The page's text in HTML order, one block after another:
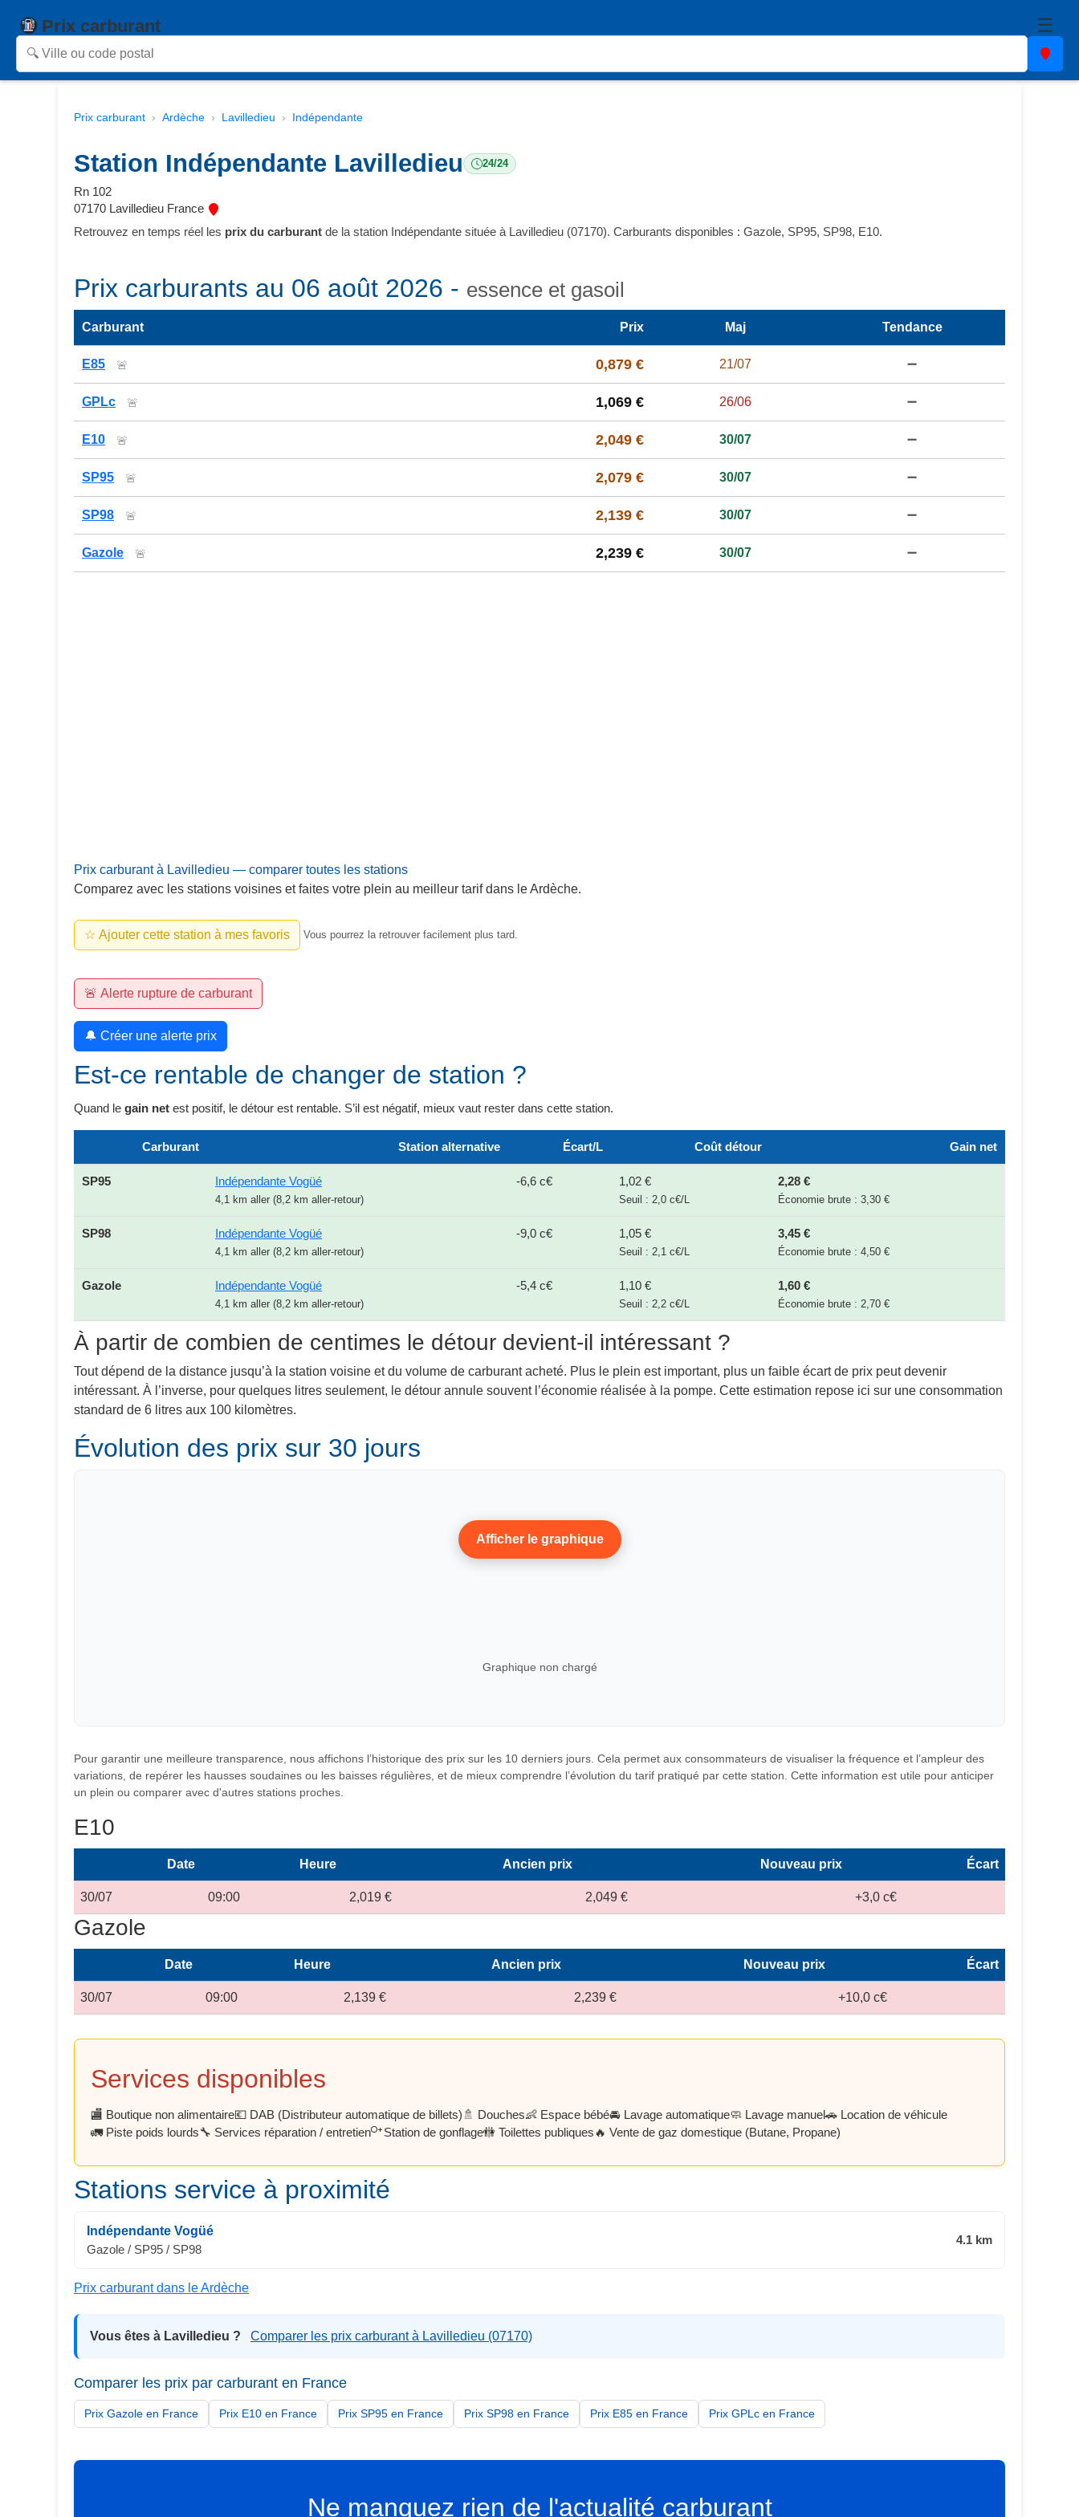
Prix carburant ☰
Prix carburant Ardèche Lavilledieu Indépendante
Station Indépendante Lavilledieu 24/24
Rn 102
07170 Lavilledieu France
Retrouvez en temps réel les prix du carburant de la station Indépendante située à Lavilledieu (07170). Carburants disponibles : Gazole, SP95, SP98, E10.
Prix carburants au 06 août 2026 - essence et gasoil
Carburant Prix Maj Tendance
E85 🚨 0,879 € 21/07 ➖
GPLc 🚨 1,069 € 26/06 ➖
E10 🚨 2,049 € 30/07 ➖
SP95 🚨 2,079 € 30/07 ➖
SP98 🚨 2,139 € 30/07 ➖
Gazole 🚨 2,239 € 30/07 ➖
Prix carburant à Lavilledieu — comparer toutes les stations
Comparez avec les stations voisines et faites votre plein au meilleur tarif dans le Ardèche.
☆ Ajouter cette station à mes favoris Vous pourrez la retrouver facilement plus tard.
🚨 Alerte rupture de carburant
🔔 Créer une alerte prix
Est-ce rentable de changer de station ?
Quand le gain net est positif, le détour est rentable. S’il est négatif, mieux vaut rester dans cette station.
Carburant Station alternative Écart/L Coût détour Gain net
SP95 Indépendante Vogüé
4,1 km aller (8,2 km aller-retour)
-6,6 c€ 1,02 €
Seuil : 2,0 c€/L
2,28 €
Économie brute : 3,30 €
SP98 Indépendante Vogüé
4,1 km aller (8,2 km aller-retour)
-9,0 c€ 1,05 €
Seuil : 2,1 c€/L
3,45 €
Économie brute : 4,50 €
Gazole Indépendante Vogüé
4,1 km aller (8,2 km aller-retour)
-5,4 c€ 1,10 €
Seuil : 2,2 c€/L
1,60 €
Économie brute : 2,70 €
À partir de combien de centimes le détour devient-il intéressant ?
Tout dépend de la distance jusqu’à la station voisine et du volume de carburant acheté. Plus le plein est important, plus un faible écart de prix peut devenir
intéressant. À l’inverse, pour quelques litres seulement, le détour annule souvent l’économie réalisée à la pompe. Cette estimation repose ici sur une consommation
standard de 6 litres aux 100 kilomètres.
Évolution des prix sur 30 jours
Afficher le graphique
Graphique non chargé
Pour garantir une meilleure transparence, nous affichons l’historique des prix sur les 10 derniers jours. Cela permet aux consommateurs de visualiser la fréquence et l’ampleur des
variations, de repérer les hausses soudaines ou les baisses régulières, et de mieux comprendre l’évolution du tarif pratiqué par cette station. Cette information est utile pour anticiper
un plein ou comparer avec d'autres stations proches.
E10
Date Heure Ancien prix Nouveau prix Écart
30/07 09:00 2,019 € 2,049 € +3,0 c€
Gazole
Date Heure Ancien prix Nouveau prix Écart
30/07 09:00 2,139 € 2,239 € +10,0 c€
Services disponibles
🏬 Boutique non alimentaire💶 DAB (Distributeur automatique de billets)🚿 Douches👶 Espace bébé🚘 Lavage automatique🧼 Lavage manuel🚗 Location de véhicule
🚛 Piste poids lourds🔧 Services réparation / entretien Station de gonflage🚻 Toilettes publiques🔥 Vente de gaz domestique (Butane, Propane)
Stations service à proximité
Indépendante Vogüé
Gazole / SP95 / SP98
4.1 km
Prix carburant dans le Ardèche
Vous êtes à Lavilledieu ? Comparer les prix carburant à Lavilledieu (07170)
Comparer les prix par carburant en France
Prix Gazole en France Prix E10 en France Prix SP95 en France Prix SP98 en France Prix E85 en France Prix GPLc en France
Ne manquez rien de l'actualité carburant